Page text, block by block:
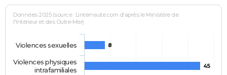
Données 2025 (source : Linternaute.com d'après le Ministère de
l'Intérieur et des Outre-Mer)
8
45
Violences sexuelles
Violences physiques
intrafamiliales